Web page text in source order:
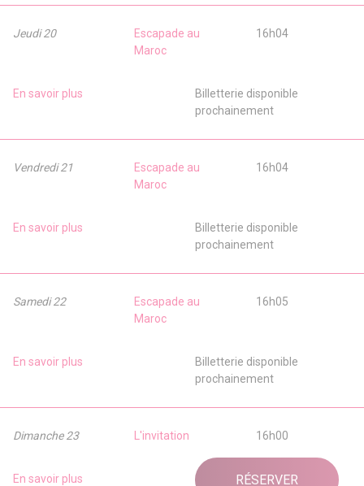
Jeudi 20
Escapade au
Maroc
16h04
En savoir plus
Billetterie disponible
prochainement
Vendredi 21
Escapade au
Maroc
16h04
En savoir plus
Billetterie disponible
prochainement
Samedi 22
Escapade au
Maroc
16h05
En savoir plus
Billetterie disponible
prochainement
Dimanche 23 L'invitation 16h00
En savoir plus RÉSERVER